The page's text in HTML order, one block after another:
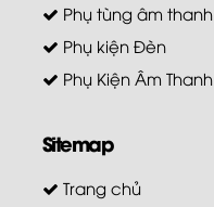
Phụ tùng âm thanh
Phụ kiện Đèn
Phụ Kiện Âm Thanh
Sitemap
Trang chủ